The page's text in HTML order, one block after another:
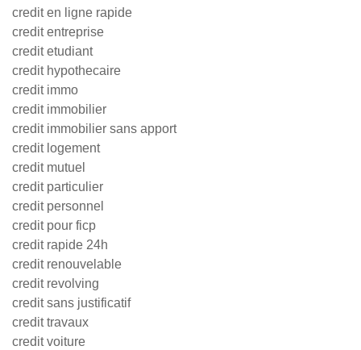
credit en ligne rapide
credit entreprise
credit etudiant
credit hypothecaire
credit immo
credit immobilier
credit immobilier sans apport
credit logement
credit mutuel
credit particulier
credit personnel
credit pour ficp
credit rapide 24h
credit renouvelable
credit revolving
credit sans justificatif
credit travaux
credit voiture